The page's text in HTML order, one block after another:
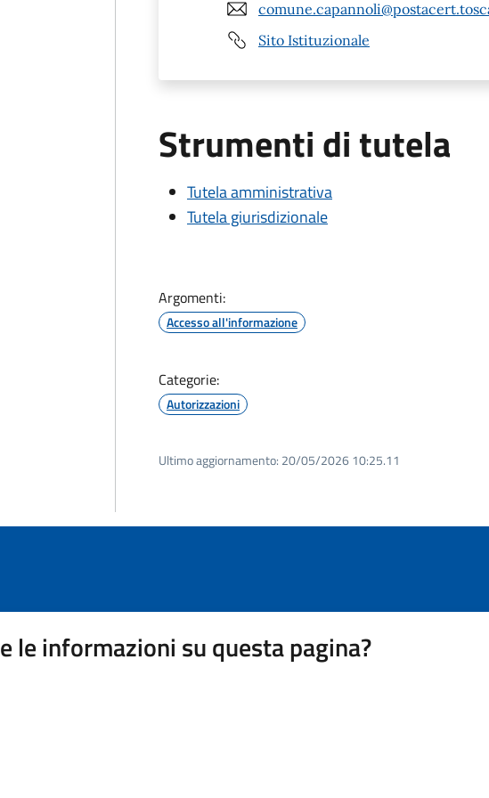
Sito Istituzionale
Strumenti di tutela
Tutela amministrativa
Tutela giurisdizionale
Argomenti:
Accesso all'informazione
Categorie:
Autorizzazioni
Ultimo aggiornamento: 20/05/2026 10:25.11
le informazioni su questa pagina?